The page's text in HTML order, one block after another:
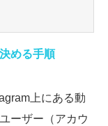
める手順
上にある動
ーザー（アカウ